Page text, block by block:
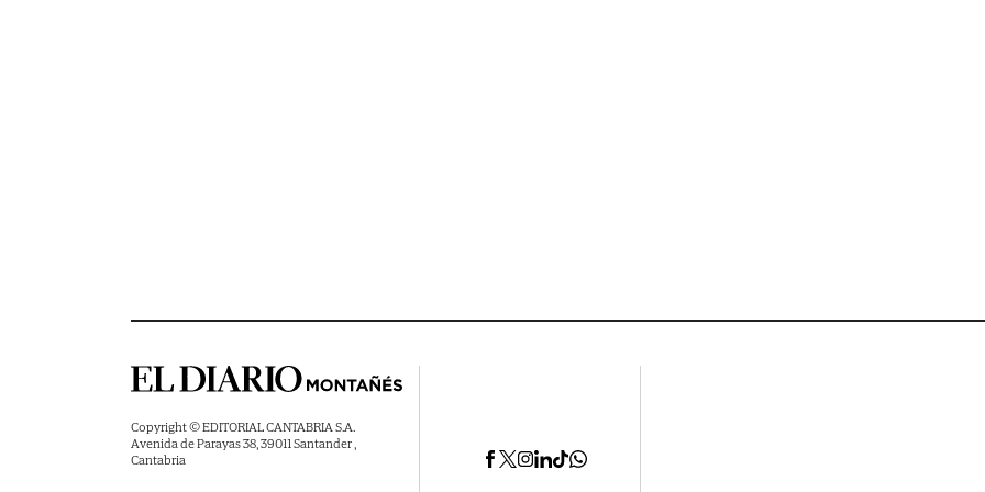
Copyright © EDITORIAL CANTABRIA S.A.
Avenida de Parayas 38, 39011 Santander ,
Cantabria